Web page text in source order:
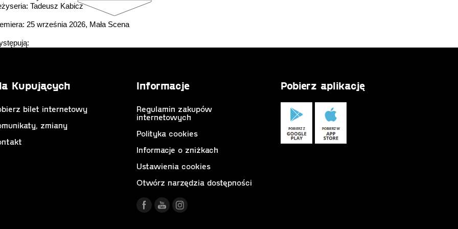
Tadeusz Kabicz
25 września 2026, Mała Scena
Sulej
Kupujących
bilet internetowy
zmiany
Informacje
Regulamin zakupów
internetowych
Polityka cookies
Informacje o zniżkach
Ustawienia cookies
Otwórz narzędzia dostępności
Pobierz aplikację